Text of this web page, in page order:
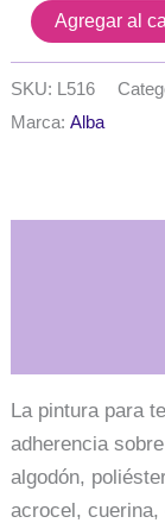
Pintura
para
telas
y
Alba
-
Agregar al
SKU: L516
Marca:Alba
La pintura para
adherencia
algodón,
acrocel,